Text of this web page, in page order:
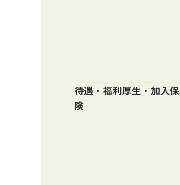
待遇・福利厚生・加入保
険